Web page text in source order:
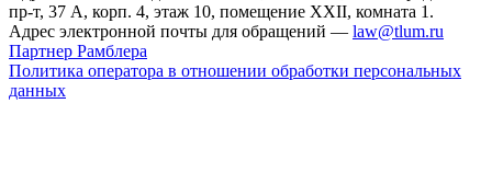
пр-т, 37 А, корп. 4, этаж 10, помещение XXII, комната 1.
Адрес электронной почты для обращений — law@tlum.ru
Партнер Рамблера
Политика оператора в отношении обработки персональных
данных